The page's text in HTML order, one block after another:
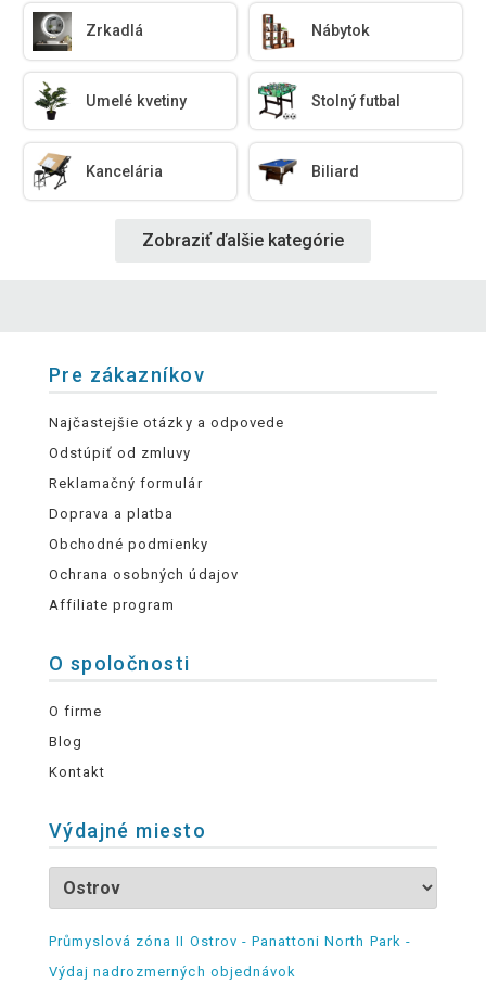
Zrkadlá Nábytok
Umelé kvetiny Stolný futbal
Kancelária Biliard
Zobraziť ďalšie kategórie
Pre zákazníkov
Najčastejšie otázky a odpovede
Odstúpiť od zmluvy
Reklamačný formulár
Doprava a platba
Obchodné podmienky
Ochrana osobných údajov
Affiliate program
O spoločnosti
O firme
Blog
Kontakt
Výdajné miesto
Průmyslová zóna II Ostrov - Panattoni North Park -
Výdaj nadrozmerných objednávok